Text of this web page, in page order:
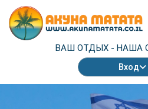
ВАШ ОТДЫХ - НАША
Вход